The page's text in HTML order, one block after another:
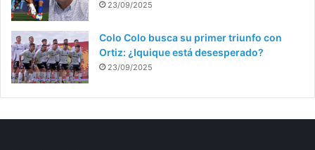
23/09/2025
Colo Colo busca su primer triunfo con
Ortiz: ¿Iquique está desesperado?
23/09/2025